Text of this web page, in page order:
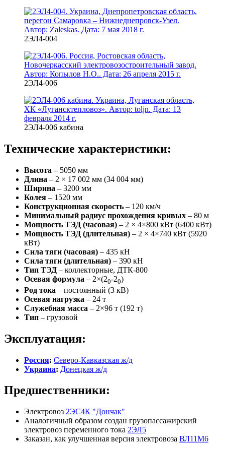
2ЭЛ4-004
2ЭЛ4-006
2ЭЛ4-006 кабина
Технические характеристики:
Высота – 5050 мм
Длина – 2 × 17 002 мм (34 004 мм)
Ширина – 3200 мм
Колея – 1520 мм
Конструкционная скорость – 120 км/ч
Минимальный радиус прохождения кривых – 80 м
Мощность ТЭД (часовая) – 2 × 4×800 кВт (6400 кВт)
Мощность ТЭД (длительная) – 2 × 4×740 кВт (5920
кВт)
Сила тяги (часовая) – 435 кН
Сила тяги (длительная) – 390 кН
Тип ТЭД – коллекторные, ДТК-800
Осевая формула – 2×(20-20)
Род тока – постоянный (3 кВ)
Осевая нагрузка – 24 т
Служебная масса – 2×96 т (192 т)
Тип – грузовой
Эксплуатация:
Россия: Северо-Кавказская ж/д
Украина: Донецкая ж/д
Предшественники:
Электровоз 2ЭС4К "Дончак"
Аналогичный образом создан грузопассажирский
электровоз переменного тока 2ЭЛ5
Заказан, как улучшенная версия электровоза ВЛ11М6